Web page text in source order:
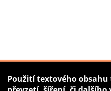
Použití textového